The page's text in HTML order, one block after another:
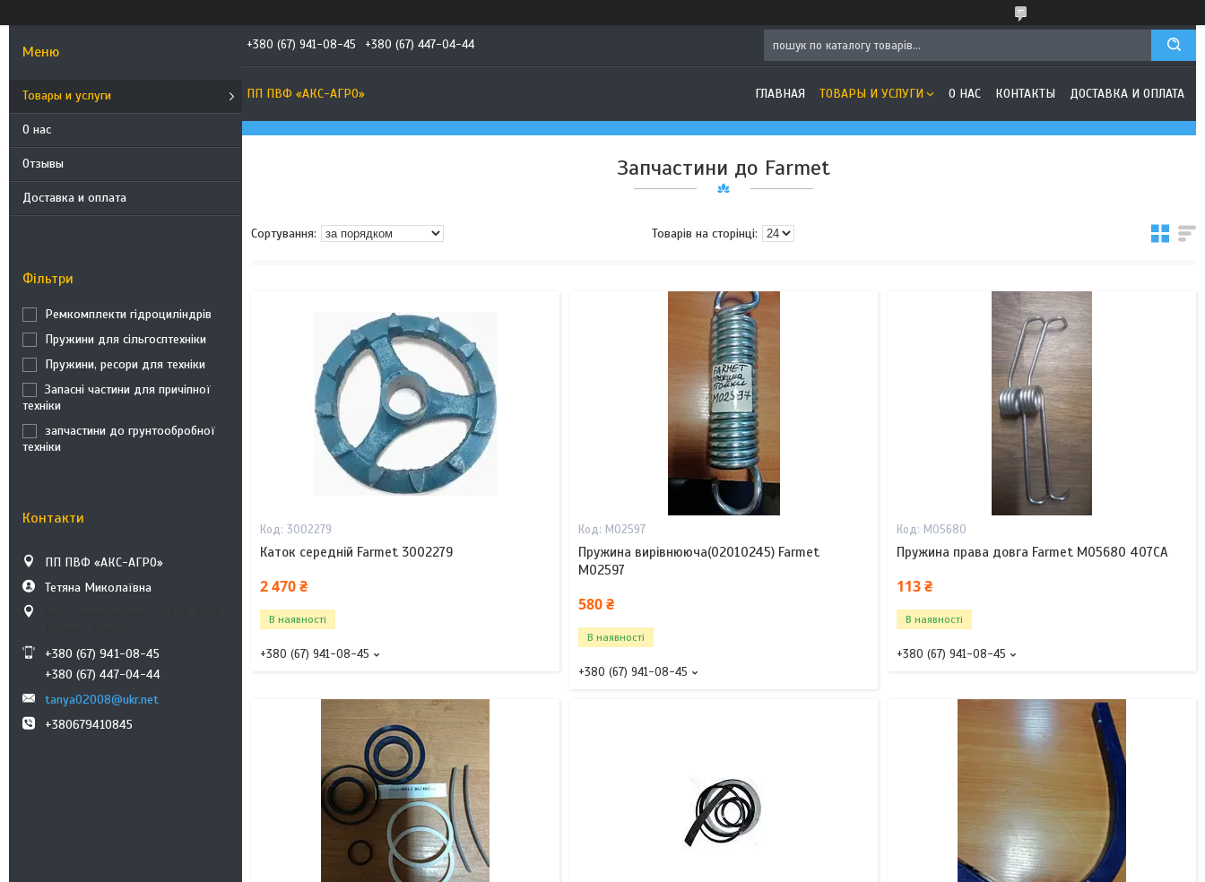
Товары и услуги
О нас
Отзывы
Доставка и оплата
Фільтри
Ремкомплекти гідроциліндрів
Пружини для сільгосптехніки
Пружини, ресори для техніки
Запасні частини для причіпної
техніки
запчастини до грунтообробної
техніки
Контакти
ПП ПВФ «АКС-АГРО»
Тетяна Миколаївна
+380 (67) 941-08-45
+380 (67) 447-04-44
tanya02008@ukr.net
+380679410845
+380 (67) 941-08-45 +380 (67) 447-04-44
ПП ПВФ «АКС-АГРО» ГЛАВНАЯ ТОВАРЫ И УСЛУГИ О НАС КОНТАКТЫ ДОСТАВКА И ОПЛАТА
Запчастини до Farmet
3002279
Каток середній Farmet 3002279
2 470 ₴
В наявності
+380 (67) 941-08-45
M02597
Пружина вирівнююча(02010245) Farmet
M02597
580 ₴
В наявності
+380 (67) 941-08-45
M05680
Пружина права довга Farmet M05680 407СА
113 ₴
В наявності
+380 (67) 941-08-45